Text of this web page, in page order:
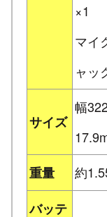
×1
マイ
ャッ
サイズ
幅
重量
約
バッテ